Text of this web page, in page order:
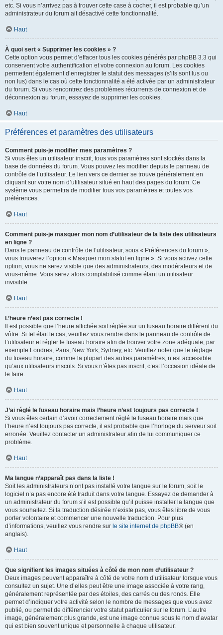
etc. Si vous n’arrivez pas à trouver cette case à cocher, il est probable qu’un
administrateur du forum ait désactivé cette fonctionnalité.
Haut
À quoi sert « Supprimer les cookies » ?
Cette option vous permet d’effacer tous les cookies générés par phpBB 3.3 qui
conservent votre authentification et votre connexion au forum. Les cookies
permettent également d’enregistrer le statut des messages (s’ils sont lus ou
non lus) dans le cas où cette fonctionnalité a été activée par un administrateur
du forum. Si vous rencontrez des problèmes récurrents de connexion et de
déconnexion au forum, essayez de supprimer les cookies.
Haut
Préférences et paramètres des utilisateurs
Comment puis-je modifier mes paramètres ?
Si vous êtes un utilisateur inscrit, tous vos paramètres sont stockés dans la
base de données du forum. Vous pouvez les modifier depuis le panneau de
contrôle de l’utilisateur. Le lien vers ce dernier se trouve généralement en
cliquant sur votre nom d’utilisateur situé en haut des pages du forum. Ce
système vous permettra de modifier tous vos paramètres et toutes vos
préférences.
Haut
Comment puis-je masquer mon nom d’utilisateur de la liste des utilisateurs
en ligne ?
Dans le panneau de contrôle de l’utilisateur, sous « Préférences du forum »,
vous trouverez l’option « Masquer mon statut en ligne ». Si vous activez cette
option, vous ne serez visible que des administrateurs, des modérateurs et de
vous-même. Vous serez alors comptabilisé comme étant un utilisateur
invisible.
Haut
L’heure n’est pas correcte !
Il est possible que l’heure affichée soit réglée sur un fuseau horaire différent du
vôtre. Si tel était le cas, veuillez vous rendre dans le panneau de contrôle de
l’utilisateur et régler le fuseau horaire afin de trouver votre zone adéquate, par
exemple Londres, Paris, New York, Sydney, etc. Veuillez noter que le réglage
du fuseau horaire, comme la plupart des autres paramètres, n’est accessible
qu’aux utilisateurs inscrits. Si vous n’êtes pas inscrit, c’est l’occasion idéale de
le faire.
Haut
J’ai réglé le fuseau horaire mais l’heure n’est toujours pas correcte !
Si vous êtes certain d’avoir correctement réglé le fuseau horaire mais que
l’heure n’est toujours pas correcte, il est probable que l’horloge du serveur soit
erronée. Veuillez contacter un administrateur afin de lui communiquer ce
problème.
Haut
Ma langue n’apparaît pas dans la liste !
Soit les administrateurs n’ont pas installé votre langue sur le forum, soit le
logiciel n’a pas encore été traduit dans votre langue. Essayez de demander à
un administrateur du forum s’il est possible qu’il puisse installer la langue que
vous souhaitez. Si la traduction désirée n’existe pas, vous êtes libre de vous
porter volontaire et commencer une nouvelle traduction. Pour plus
d’informations, veuillez vous rendre sur le site internet de phpBB® (en
anglais).
Haut
Que signifient les images situées à côté de mon nom d’utilisateur ?
Deux images peuvent apparaître à côté de votre nom d’utilisateur lorsque vous
consultez un sujet. Une d’elles peut être une image associée à votre rang,
généralement représentée par des étoiles, des carrés ou des ronds. Elle
permet d’indiquer votre activité selon le nombre de messages que vous avez
publié, ou permet de différencier votre statut particulier sur le forum. L’autre
image, généralement plus grande, est une image connue sous le nom d’avatar
qui est bien souvent unique et personnelle à chaque utilisateur.